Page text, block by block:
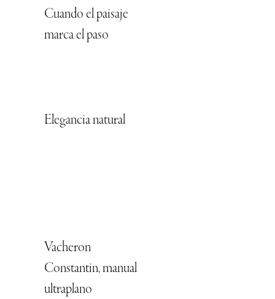
Cuando el paisaje
marca el paso
Elegancia natural
Vacheron
Constantin, manual
ultraplano